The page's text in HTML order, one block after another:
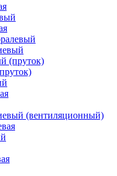
(пруток)
(вентиляционный)